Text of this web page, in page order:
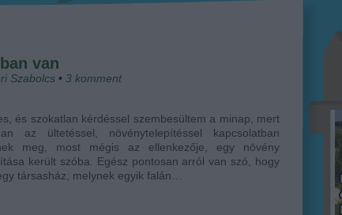
van
Szabolcs • 3 komment
és szokatlan kérdéssel szembesültem a minap, mert
az ültetéssel, növénytelepítéssel kapcsolatban
meg, most mégis az ellenkezője, egy növény
került szóba. Egész pontosan arról van szó, hogy
társasház, melynek egyik falán…